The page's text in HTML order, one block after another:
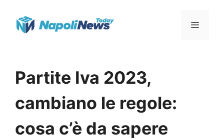
Menu
Partite Iva 2023,
cambiano le regole:
cosa c’è da sapere